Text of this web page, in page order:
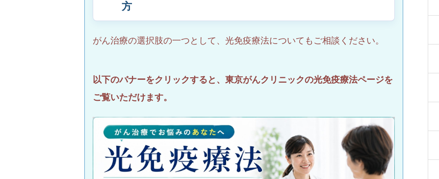
方
がん治療の選択肢の一つとして、光免疫療法についてもご相談ください。
以下のバナーをクリックすると、東京がんクリニックの光免疫療法ページを
ご覧いただけます。